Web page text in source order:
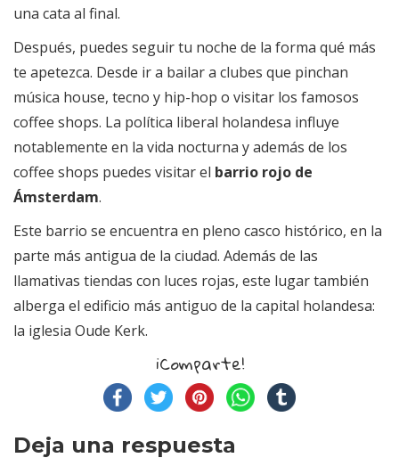
una cata al final.
Después, puedes seguir tu noche de la forma qué más
te apetezca. Desde ir a bailar a clubes que pinchan
música house, tecno y hip-hop o visitar los famosos
coffee shops. La política liberal holandesa influye
notablemente en la vida nocturna y además de los
coffee shops puedes visitar el barrio rojo de
Ámsterdam.
Este barrio se encuentra en pleno casco histórico, en la
parte más antigua de la ciudad. Además de las
llamativas tiendas con luces rojas, este lugar también
alberga el edificio más antiguo de la capital holandesa:
la iglesia Oude Kerk.
¡Comparte!
Deja una respuesta